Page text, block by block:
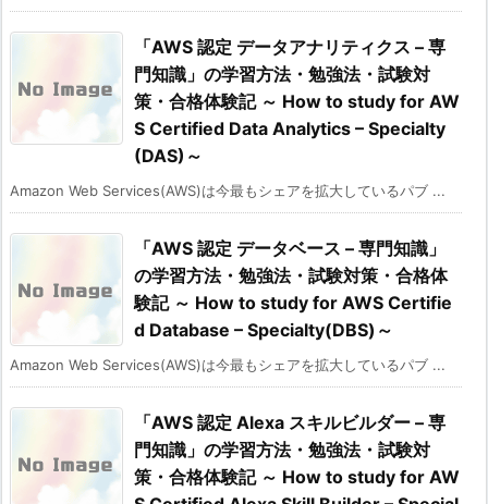
「AWS 認定 データアナリティクス – 専
門知識」の学習方法・勉強法・試験対
策・合格体験記 ～ How to study for AW
S Certified Data Analytics – Specialty
(DAS)～
Amazon Web Services(AWS)は今最もシェアを拡大しているパブ ...
「AWS 認定 データベース – 専門知識」
の学習方法・勉強法・試験対策・合格体
験記 ～ How to study for AWS Certifie
d Database – Specialty(DBS)～
Amazon Web Services(AWS)は今最もシェアを拡大しているパブ ...
「AWS 認定 Alexa スキルビルダー – 専
門知識」の学習方法・勉強法・試験対
策・合格体験記 ～ How to study for AW